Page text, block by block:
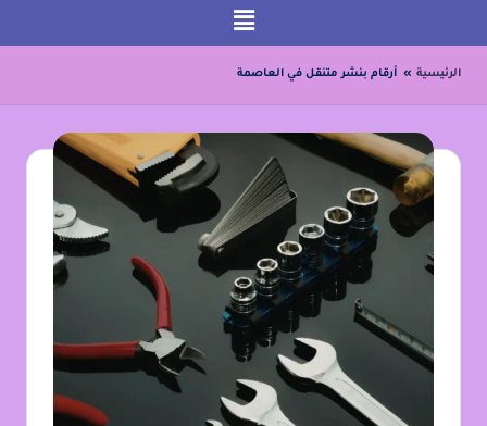
التجاوز
الرئيسية » أرقام بنشر متنقل في العاصمة